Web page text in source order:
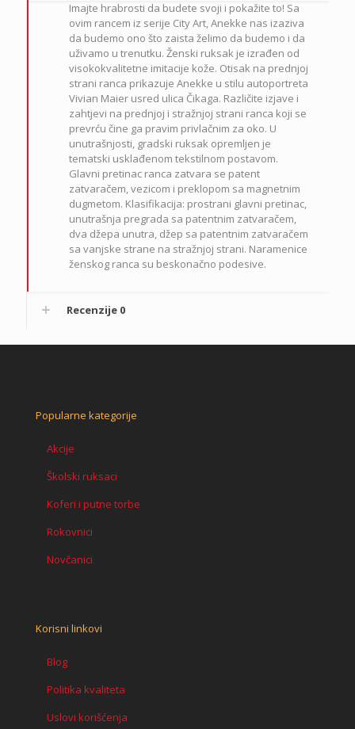
Imajte hrabrosti da budete svoji i pokažite to! Sa
ovim rancem iz serije City Art, Anekke nas izaziva
da budemo ono što zaista želimo da budemo i da
uživamo u trenutku. Ženski ruksak je izrađen od
visokokvalitetne imitacije kože. Otisak na prednjoj
strani ranca prikazuje Anekke u stilu autoportreta
Vivian Maier usred ulica Čikaga. Različite izjave i
zahtjevi na prednjoj i stražnjoj strani ranca koji se
prevrću čine ga pravim privlačnim za oko. U
unutrašnjosti, gradski ruksak opremljen je
tematski usklađenom tekstilnom postavom.
Glavni pretinac ranca zatvara se patent
zatvaračem, vezicom i preklopom sa magnetnim
dugmetom. Klasifikacija: prostrani glavni pretinac,
unutrašnja pregrada sa patentnim zatvaračem,
dva džepa unutra, džep sa patentnim zatvaračem
sa vanjske strane na stražnjoj strani. Naramenice
ženskog ranca su beskonačno podesive.
Recenzije 0
Popularne kategorije
Akcije
Školski ruksaci
Koferi i putne torbe
Rokovnici
Novčanici
Korisni linkovi
Blog
Politika kvaliteta
Uslovi korišćenja